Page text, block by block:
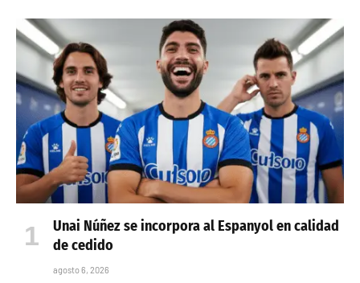
Unai Núñez se incorpora al Espanyol en calidad
de cedido
agosto 6, 2026